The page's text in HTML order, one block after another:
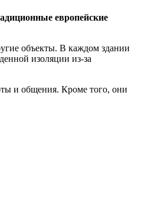
европейские
объекты. В каждом здании
изоляции из-за
и общения. Кроме того, они